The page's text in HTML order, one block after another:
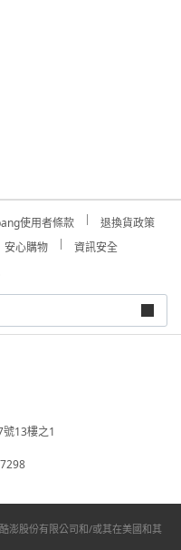
使用者條款
退換貨政策
安心購物
資訊安全
13樓之1
澎股份有限公司和/或其在美國和其